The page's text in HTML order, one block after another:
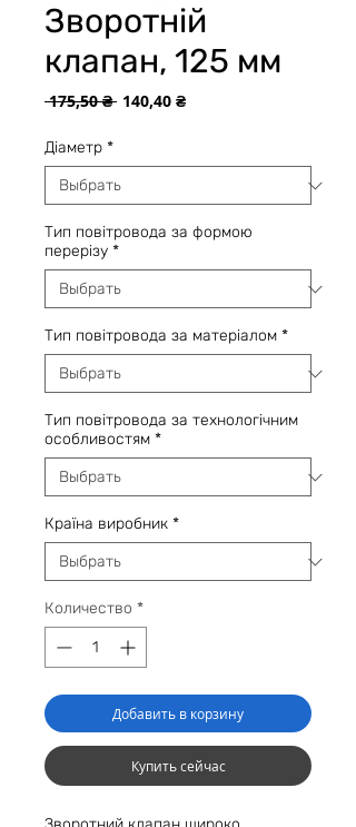
Зворотній
клапан, 125 мм
175,50 ₴ Обычная
140,40 ₴Спеццена
Діаметр *
Тип повітровода за формою
перерізу *
Тип повітровода за матеріалом *
Тип повітровода за технологічним
особливостям *
Країна виробник *
Количество *
Добавить в корзину
Купить сейчас